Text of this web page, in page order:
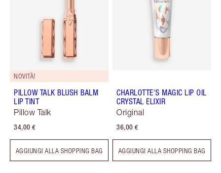
NOVITÀ!
PILLOW TALK BLUSH BALM
LIP TINT
Pillow Talk
34,00 €
AGGIUNGI ALLA SHOPPING BAG
CHARLOTTE'S MAGIC LIP OIL
CRYSTAL ELIXIR
Original
36,00 €
AGGIUNGI ALLA SHOPPING BAG